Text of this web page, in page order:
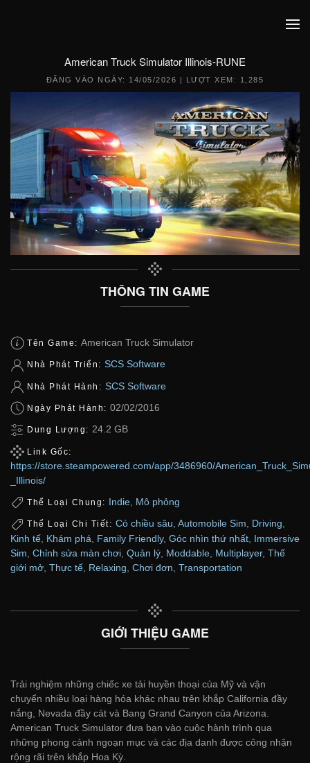
American Truck Simulator Illinois-RUNE
ĐĂNG VÀO NGÀY: 14/05/2026 | LƯỢT XEM: 1,285
THÔNG TIN GAME
Tên Game: American Truck Simulator
Nhà Phát Triển: SCS Software
Nhà Phát Hành: SCS Software
Ngày Phát Hành: 02/02/2016
Dung Lượng: 24.2 GB
Link Gốc:
https://store.steampowered.com/app/3486960/
_Illinois/
Thể Loại Chung: Indie Mô phỏng
Thể Loại Chi Tiết: Có chiều sâu, Automobile Sim, Driving,
Kinh tế Khám phá Family Friendly, Góc nhìn thứ nhất Immersive
Sim Chỉnh sửa màn chơi Quản lý Moddable Multiplayer, Thế
giới mở Thực tế Relaxing Chơi đơn Transportation
GIỚI THIỆU GAME
Trải nghiệm những chiếc xe tải huyền thoại của Mỹ và vận
chuyển nhiều loại hàng hóa khác nhau trên khắp California đầy
nắng, Nevada đầy cát và Bang Grand Canyon của Arizona.
American Truck Simulator đưa bạn vào cuộc hành trình qua
những phong cảnh ngoạn mục và các địa danh được công nhận
rộng rãi trên khắp Hoa Kỳ.